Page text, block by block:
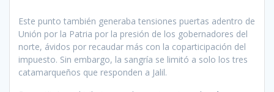
Este punto también generaba tensiones puertas adentro de
Unión por la Patria por la presión de los gobernadores del
norte, ávidos por recaudar más con la coparticipación del
impuesto. Sin embargo, la sangría se limitó a solo los tres
catamarqueños que responden a Jalil.